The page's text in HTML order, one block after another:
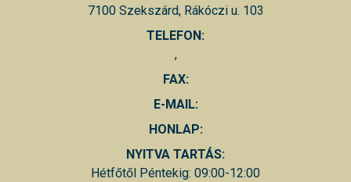
7100 Szekszárd, Rákóczi u. 103
TELEFON:
,
FAX:
E-MAIL:
HONLAP:
NYITVA TARTÁS:
Hétfőtől Péntekig: 09:00-12:00